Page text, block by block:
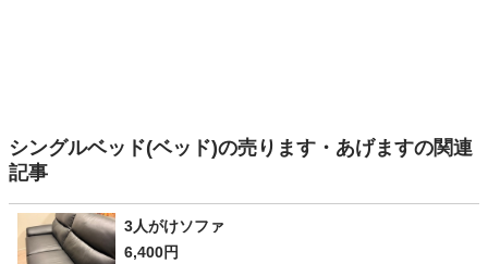
シングルベッド(ベッド)の売ります・あげますの関連
記事
3人がけソファ
6,400円